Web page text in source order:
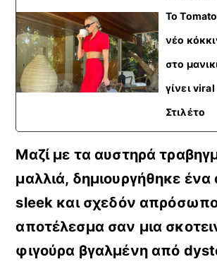
To Tomato
νέο
στο
γίνει
Στιλέτο
Μαζί με τα αυστηρά
μαλλιά, δημιουργήθηκε
sleek και σχεδόν
αποτέλεσμα σαν μια
φιγούρα βγαλμένη από